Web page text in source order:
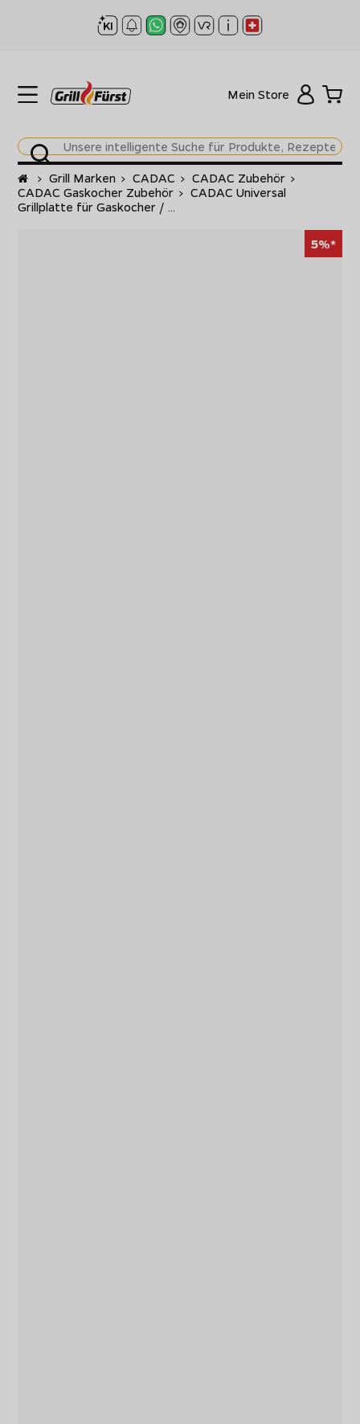
Mein Store
Startseite
> Grill Marken > CADAC > CADAC Zubehör >
CADAC Gaskocher Zubehör > CADAC Universal
Grillplatte für Gaskocher / ...
5%*